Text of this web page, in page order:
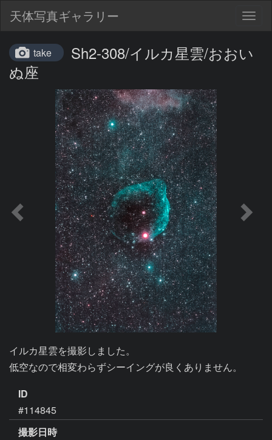
天体写真ギャラリー
take
Sh2-308/イルカ星雲/おおい
ぬ座
イルカ星雲を撮影しました。
低空なので相変わらずシーイングが良くありません。
ID
#114845
撮影日時